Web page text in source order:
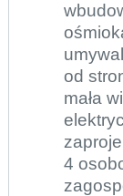
od
mała
4